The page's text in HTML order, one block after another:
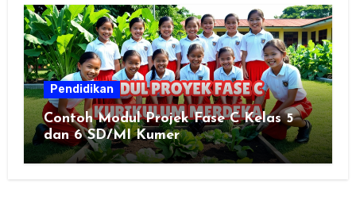
Pendidikan
Contoh Modul Projek Fase C Kelas 5
dan 6 SD/MI Kumer